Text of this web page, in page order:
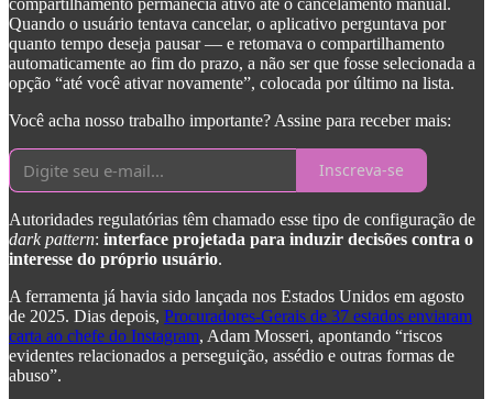
Quando o usuário tentava cancelar, o aplicativo perguntava por
quanto tempo deseja pausar — e retomava o compartilhamento
automaticamente ao fim do prazo, a não ser que fosse selecionada a
opção “até você ativar novamente”, colocada por último na lista.
Você acha nosso trabalho importante? Assine para receber mais:
Inscreva-se
Autoridades regulatórias têm chamado esse tipo de configuração de
dark pattern: interface projetada para induzir decisões contra o
interesse do próprio usuário.
A ferramenta já havia sido lançada nos Estados Unidos em agosto
de 2025. Dias depois, Procuradores-Gerais de 37 estados enviaram
carta ao chefe do Instagram, Adam Mosseri, apontando “riscos
evidentes relacionados a perseguição, assédio e outras formas de
abuso”.